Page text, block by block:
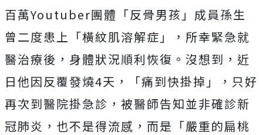
百萬Youtuber團體「反骨男孩」成員孫生
曾二度患上「橫紋肌溶解症」，所幸緊急就
醫治療後，身體狀況順利恢復。沒想到，近
日他因反覆發燒4天，「痛到快掛掉」，只好
再次到醫院掛急診，被醫師告知並非確診新
冠肺炎，也不是得流感，而是「嚴重的扁桃